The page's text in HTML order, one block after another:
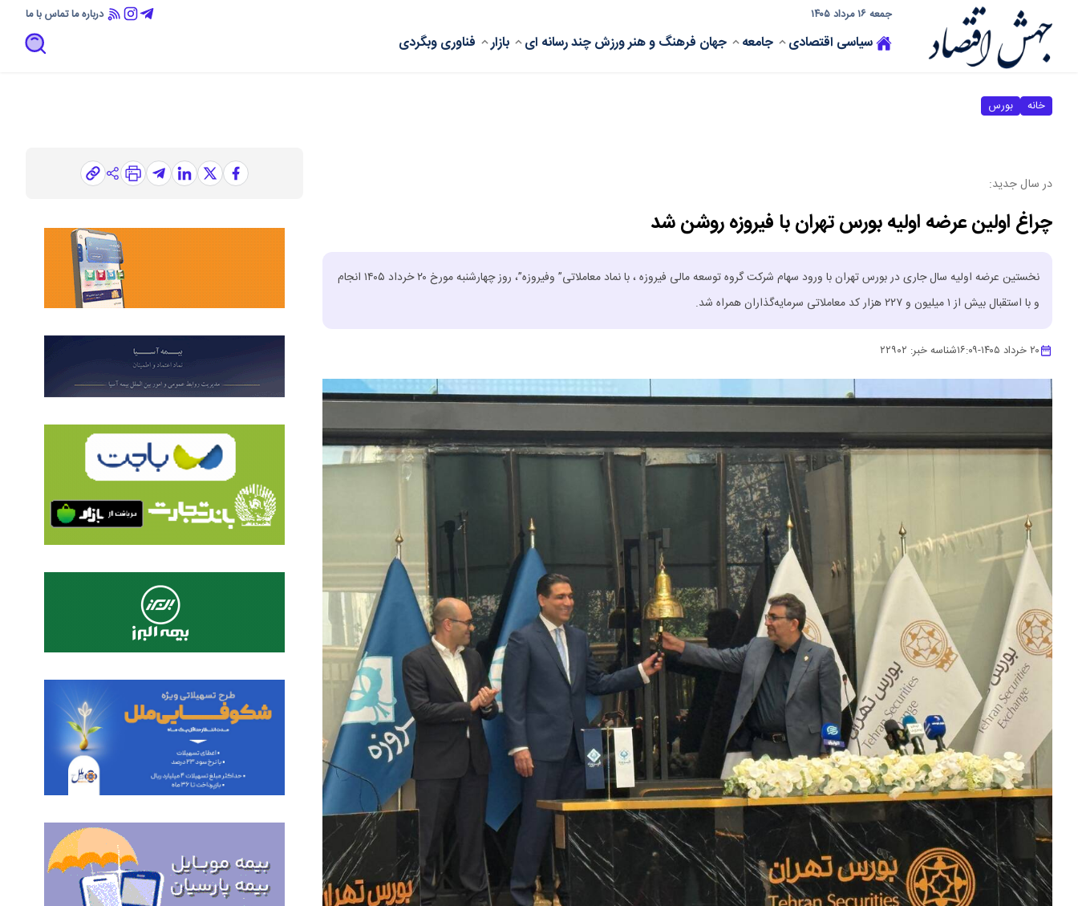
جمعه ۱۶ مرداد ۱۴۰۵ درباره ماتماس با ما
سیاسی اقتصادی جامعه جهان فرهنگ و هنرورزشچند رسانه ای بازار فناوریوبگردی
خانه بورس
در سال جدید:
چراغ اولین عرضه اولیه بورس تهران با فیروزه روشن شد
نخستین عرضه اولیه سال جاری در بورس تهران با ورود سهام شرکت گروه توسعه مالی فیروزه ، با نماد معاملاتی” وفیروزه”، ‌روز چهارشنبه مورخ ۲۰ خرداد ۱۴۰۵ انجام
و با استقبال بیش از ۱ میلیون و ۲۲۷ هزار کد معاملاتی سرمایه‌گذاران همراه شد.
۲۰ خرداد ۱۴۰۵ -۱۶:۰۹شناسه خبر: ۲۲۹۰۲